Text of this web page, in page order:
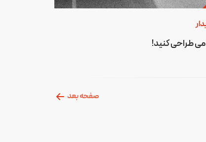
طراحی کنید!
صفحه بعد